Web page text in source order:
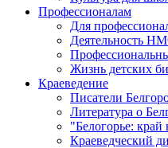
Профессионалам
Для
Деятельность
Жизнь детских
Краеведение
Писатели
Литература о
"Белогорье:
Краеведческий